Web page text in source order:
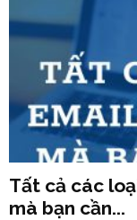
Tất cả các
mà bạn cần...